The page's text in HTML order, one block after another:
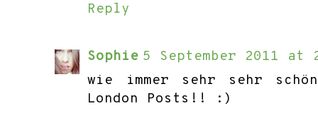
Reply
Sophie 5 September 2011 at
wie immer sehr sehr
London Posts!! :)